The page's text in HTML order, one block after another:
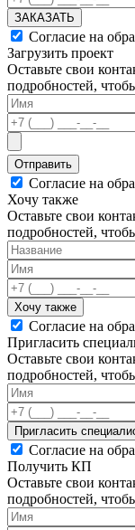
ЗАКАЗАТЬ
Согласие на
Загрузить проект
Оставьте свои
подробностей,
Отправить
Согласие на
Хочу также
Оставьте свои
подробностей,
Хочу также
Согласие на
Пригласить
Оставьте свои
подробностей,
Пригласить
Согласие на
Получить КП
Оставьте свои
подробностей,